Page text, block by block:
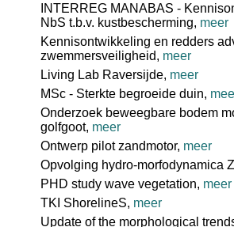
INTERREG MANABAS -
NbS t.b.v. kustbescherming, meer
Kennisontwikkeling en redders
zwemmersveiligheid, meer
Living Lab Raversijde, meer
MSc - Sterkte begroeide duin,
Onderzoek beweegbare bodem
golfgoot, meer
Ontwerp pilot zandmotor, meer
Opvolging hydro-morfodynamica
PHD study wave vegetation, meer
TKI ShorelineS, meer
Update of the morphological